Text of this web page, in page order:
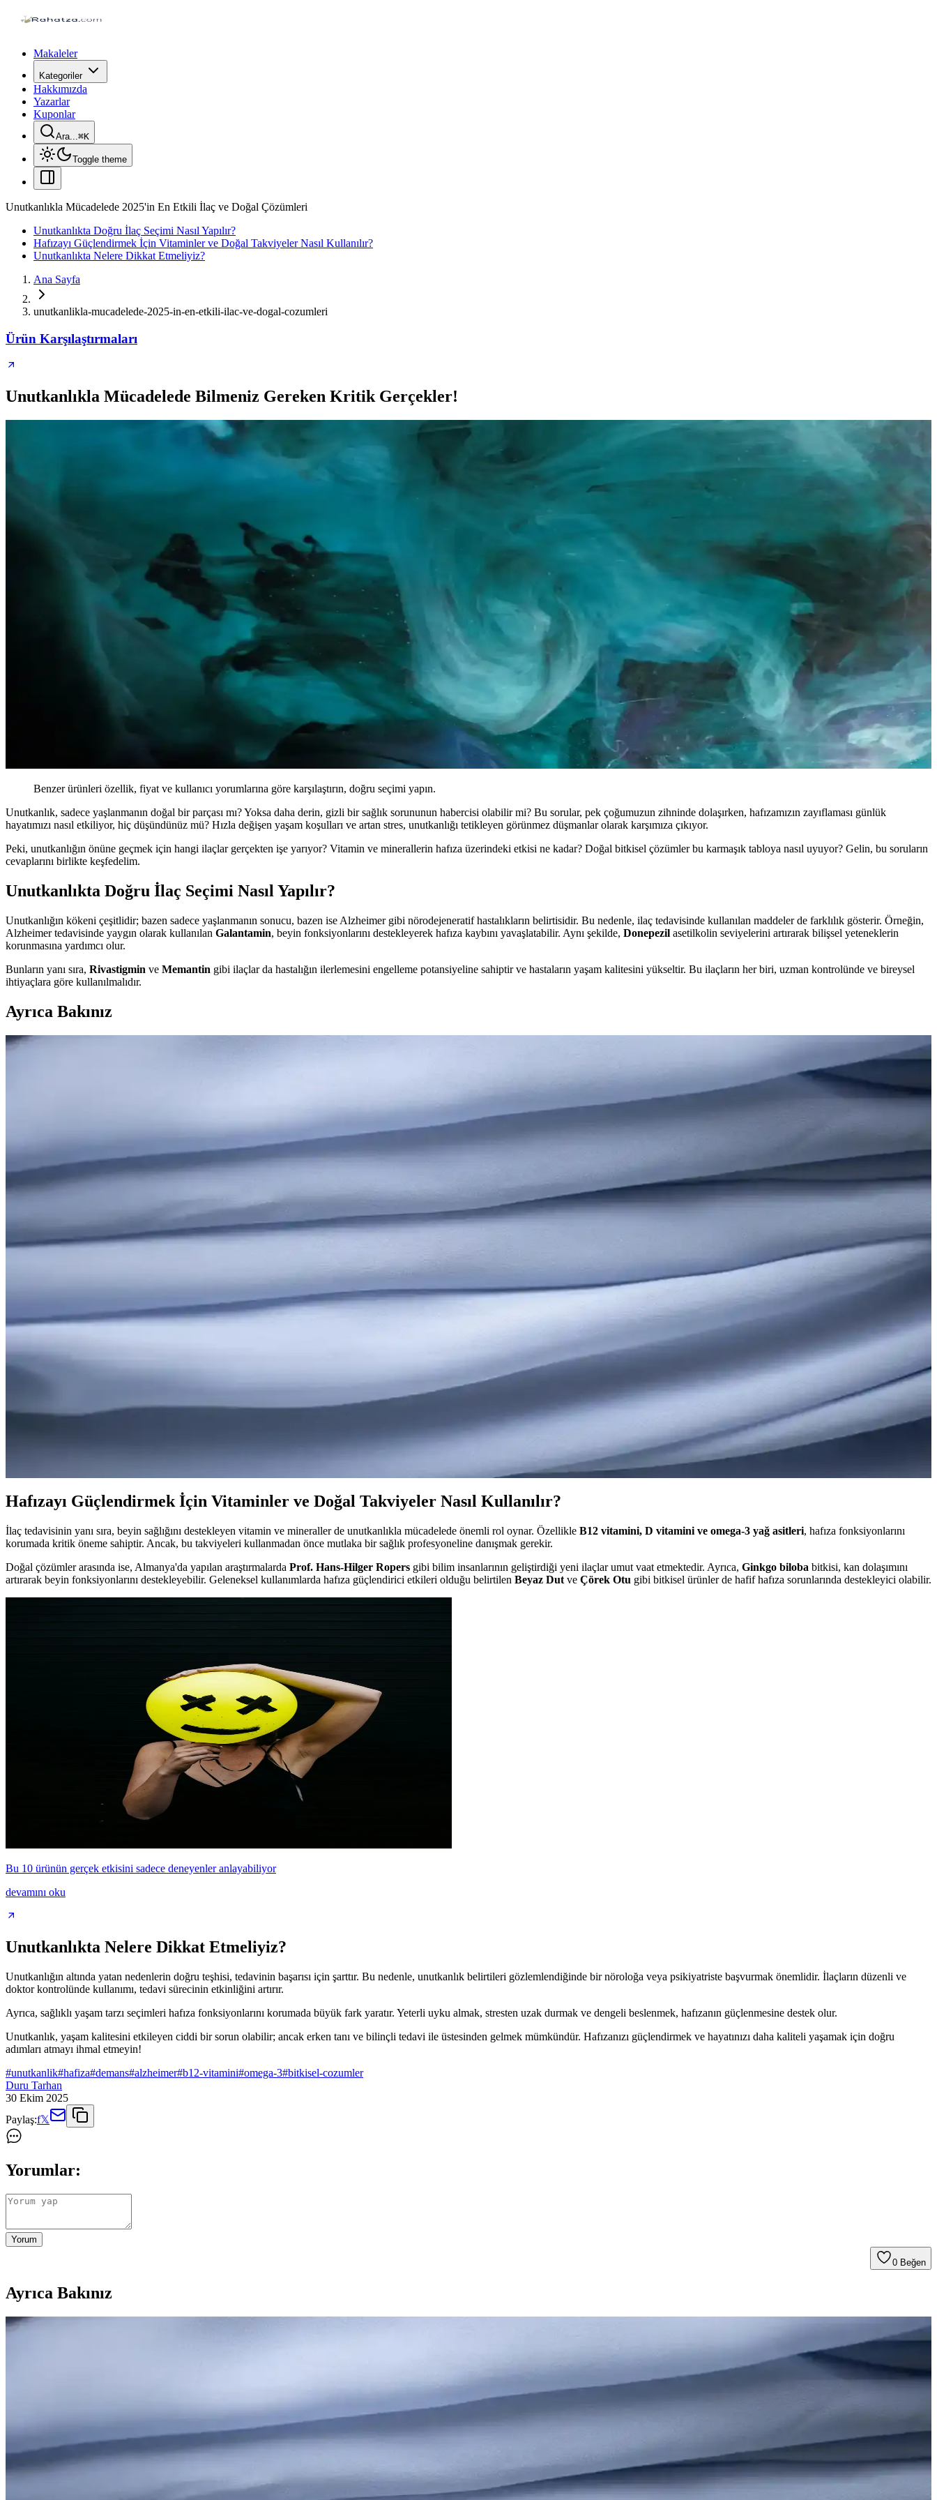
Makaleler
Kategoriler
Hakkımızda
Yazarlar
Kuponlar
Ara...⌘K
Toggle theme
Unutkanlıkla Mücadelede 2025'in En Etkili İlaç ve Doğal Çözümleri
Unutkanlıkta Doğru İlaç Seçimi Nasıl Yapılır?
Hafızayı Güçlendirmek İçin Vitaminler ve Doğal Takviyeler Nasıl Kullanılır?
Unutkanlıkta Nelere Dikkat Etmeliyiz?
Ana Sayfa
unutkanlikla-mucadelede-2025-in-en-etkili-ilac-ve-dogal-cozumleri
Ürün Karşılaştırmaları
Unutkanlıkla Mücadelede Bilmeniz Gereken Kritik Gerçekler!
Benzer ürünleri özellik, fiyat ve kullanıcı yorumlarına göre karşılaştırın, doğru seçimi yapın.
Unutkanlık, sadece yaşlanmanın doğal bir parçası mı? Yoksa daha derin, gizli bir sağlık sorununun habercisi olabilir mi? Bu sorular, pek çoğumuzun zihninde dolaşırken, hafızamızın zayıflaması günlük
hayatımızı nasıl etkiliyor, hiç düşündünüz mü? Hızla değişen yaşam koşulları ve artan stres, unutkanlığı tetikleyen görünmez düşmanlar olarak karşımıza çıkıyor.
Peki, unutkanlığın önüne geçmek için hangi ilaçlar gerçekten işe yarıyor? Vitamin ve minerallerin hafıza üzerindeki etkisi ne kadar? Doğal bitkisel çözümler bu karmaşık tabloya nasıl uyuyor? Gelin, bu soruların
cevaplarını birlikte keşfedelim.
Unutkanlıkta Doğru İlaç Seçimi Nasıl Yapılır?
Unutkanlığın kökeni çeşitlidir; bazen sadece yaşlanmanın sonucu, bazen ise Alzheimer gibi nörodejeneratif hastalıkların belirtisidir. Bu nedenle, ilaç tedavisinde kullanılan maddeler de farklılık gösterir. Örneğin,
Alzheimer tedavisinde yaygın olarak kullanılan Galantamin, beyin fonksiyonlarını destekleyerek hafıza kaybını yavaşlatabilir. Aynı şekilde, Donepezil asetilkolin seviyelerini artırarak bilişsel yeteneklerin
korunmasına yardımcı olur.
Bunların yanı sıra, Rivastigmin ve Memantin gibi ilaçlar da hastalığın ilerlemesini engelleme potansiyeline sahiptir ve hastaların yaşam kalitesini yükseltir. Bu ilaçların her biri, uzman kontrolünde ve bireysel
ihtiyaçlara göre kullanılmalıdır.
Ayrıca Bakınız
2025'te Unutkanlıkla Mücadelede İlaç ve Beslenme Sırları
2025'te Unutkanlığa Son: Beyninizi Güçlendiren Doğal Vitaminler
2025'in en etkili doğal vitaminleriyle hafızanızı güçlendirin. Beyin sağlığınızı korumak için hemen keşfedin! Hemen okuyun! synopsis":"Unutkanlık, günümüzün yoğun ve st­
2025'te Unutkanlığı Bitiren Vitamin Eksiklikleri ve Doğal Çözümler
Unutkanlığın vitamin eksikliğinden kaynaklandığını öğrenin, doğal çözümlerle hafızanızı güçlendirin. Hemen keşfedin!
2025'te Unutkanlıkla Mücadelede Bilmeniz Gereken 7 Etkili Yöntem
Unutkanlıkla savaşmanın en etkili yollarını öğrenin; ilaçlardan doğal yöntemlere kadar tüm detayları keşfedin. Hemen inceleyin!
2025'te Unutkanlığı Yenmenin 5 Sırrı: Beyninizi Canlandırın
Unutkanlığı azaltan vitamin ve minerallerle beyin sağlığınızı destekleyin. 2025'in en etkili yöntemlerini hemen keşfedin! Hemen okuyun.
Unutkanlıkla Mücadelede 2025'in En Etkili İlaç ve Doğal Çözümleri
Unutkanlıkla başa çıkmanın 2025 güncel yöntemleri ve doğal destekleri burada. Hafızanızı güçlendirmek için hemen keşfedin!','synopsis":"Unutkanlık, sadece yaşlanmanın bir
Solgar Unutkanlık Hapları ve Hafıza Güçlendirme Yöntemleri
Solgar unutkanlık hapları ve doğal yollarla hafıza desteği hakkında bilgiler, içerik, kullanım önerileri ve yaşam tarzı ipuçlarıyla hafıza sağlığını koruma yollarını anlatıyoruz.
Unutkanlıkla Mücadelede Vitaminler ve Beslenme Önerileri Detaylı Rehber
Unutkanlığa iyi gelen vitaminler ve beslenme önerileriyle hafıza ve beyin sağlığını destekleyin. Doğru beslenme ve takviyelerle bilişsel fonksiyonlarınızı koruyun.
Hafızayı Güçlendirmek İçin Vitaminler ve Doğal Takviyeler Nasıl Kullanılır?
İlaç tedavisinin yanı sıra, beyin sağlığını destekleyen vitamin ve mineraller de unutkanlıkla mücadelede önemli rol oynar. Özellikle B12 vitamini, D vitamini ve omega-3 yağ asitleri, hafıza fonksiyonlarını
korumada kritik öneme sahiptir. Ancak, bu takviyeleri kullanmadan önce mutlaka bir sağlık profesyoneline danışmak gerekir.
Doğal çözümler arasında ise, Almanya'da yapılan araştırmalarda Prof. Hans-Hilger Ropers gibi bilim insanlarının geliştirdiği yeni ilaçlar umut vaat etmektedir. Ayrıca, Ginkgo biloba bitkisi, kan dolaşımını
artırarak beyin fonksiyonlarını destekleyebilir. Geleneksel kullanımlarda hafıza güçlendirici etkileri olduğu belirtilen Beyaz Dut ve Çörek Otu gibi bitkisel ürünler de hafif hafıza sorunlarında destekleyici olabilir.
Bu 10 ürünün gerçek etkisini sadece deneyenler anlayabiliyor
devamını oku
Unutkanlıkta Nelere Dikkat Etmeliyiz?
Unutkanlığın altında yatan nedenlerin doğru teşhisi, tedavinin başarısı için şarttır. Bu nedenle, unutkanlık belirtileri gözlemlendiğinde bir nöroloğa veya psikiyatriste başvurmak önemlidir. İlaçların düzenli ve
doktor kontrolünde kullanımı, tedavi sürecinin etkinliğini artırır.
Ayrıca, sağlıklı yaşam tarzı seçimleri hafıza fonksiyonlarını korumada büyük fark yaratır. Yeterli uyku almak, stresten uzak durmak ve dengeli beslenmek, hafızanın güçlenmesine destek olur.
Unutkanlık, yaşam kalitesini etkileyen ciddi bir sorun olabilir; ancak erken tanı ve bilinçli tedavi ile üstesinden gelmek mümkündür. Hafızanızı güçlendirmek ve hayatınızı daha kaliteli yaşamak için doğru
adımları atmayı ihmal etmeyin!
#unutkanlik#hafiza#demans#alzheimer#b12-vitamini#omega-3#bitkisel-cozumler
Duru Tarhan
30 Ekim 2025
Paylaş:f𝕏
Yorumlar:
Yorum
0 Beğen
Ayrıca Bakınız
2025'te Unutkanlıkla Mücadelede İlaç ve Beslenme Sırları
2025'te Unutkanlığa Son: Beyninizi Güçlendiren Doğal Vitaminler
2025'in en etkili doğal vitaminleriyle hafızanızı güçlendirin. Beyin sağlığınızı korumak için hemen keşfedin! Hemen okuyun! synopsis":"Unutkanlık, günümüzün yoğun ve st­
2025'te Unutkanlığı Bitiren Vitamin Eksiklikleri ve Doğal Çözümler
Unutkanlığın vitamin eksikliğinden kaynaklandığını öğrenin, doğal çözümlerle hafızanızı güçlendirin. Hemen keşfedin!